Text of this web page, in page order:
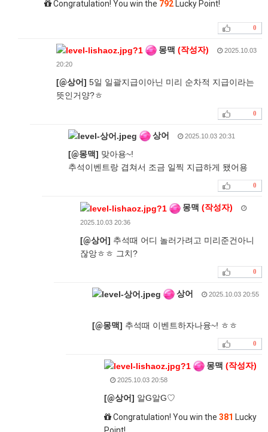
Congratulation! You win the 792 Lucky Point!
0
몽맥 (작성자)
2025.10.03
20:20
[@상어] 5일 일괄지급이아닌 미리 순차적 지급이라는
뜻인거양?ㅎ
0
상어 2025.10.03 20:31
[@몽맥] 맞아용~!
추석이벤트랑 겹쳐서 조금 일찍 지급하게 됐어용
0
몽맥 (작성자)
2025.10.03 20:36
[@상어] 추석때 어디 놀러가려고 미리준건아니
잖앙ㅎㅎ 그치?
0
상어 2025.10.03 20:55
[@몽맥] 추석때 이벤트하자나융~! ㅎㅎ
0
몽맥 (작성자)
2025.10.03 20:58
[@상어] 알G알G♡
Congratulation! You win the 381 Lucky